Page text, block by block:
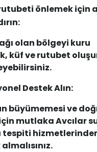
önlemek için
olan bölgeyi kuru
küf ve rutubet
Destek Alın:
büyümemesi ve
mutlaka Avcılar
tespiti